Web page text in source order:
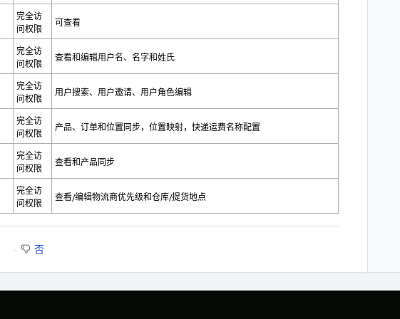
完全访
问权限
可查看
完全访
问权限
查看和编辑用户名、名字和姓氏
完全访
问权限
用户搜索、用户邀请、用户角色编辑
完全访
问权限
产品、订单和位置同步，位置映射，快递运费名称配置
完全访
问权限
查看和产品同步
完全访
问权限
查看/编辑物流商优先级和仓库/提货地点
否